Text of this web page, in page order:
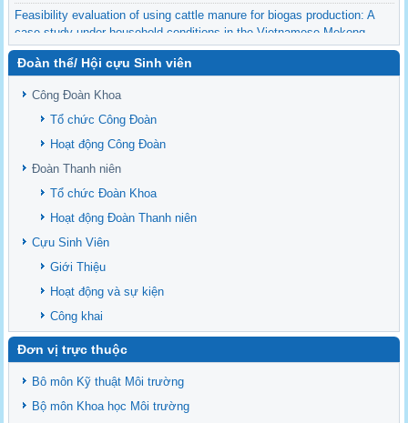
Feasibility evaluation of using cattle manure for biogas production: A
case study under household conditions in the Vietnamese Mekong
Delta
Sediment properties in flood-based farming systems in the Vietnamese
upstream Mekong Delta
Danh mục tạp chí xuất bản Quốc Tế 2026
Danh Mục các Đề Tài NCKH cấp Tỉnh năm 2024
Văn bản - Quy định
Ban chấp hành Đảng bộ khoa
Đoàn thể/ Hội cựu Sinh viên
Công Đoàn Khoa
Tổ chức Công Đoàn
Hoạt động Công Đoàn
Đoàn Thanh niên
Tổ chức Đoàn Khoa
Hoạt động Đoàn Thanh niên
Cựu Sinh Viên
Giới Thiệu
Hoạt động và sự kiện
Công khai
Đơn vị trực thuộc
Bô môn Kỹ thuật Môi trường
Bộ môn Khoa học Môi trường